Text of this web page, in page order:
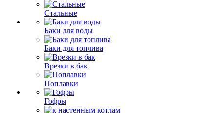
Стальные
Баки для воды
Баки для топлива
Врезки в бак
Поплавки
Гофры